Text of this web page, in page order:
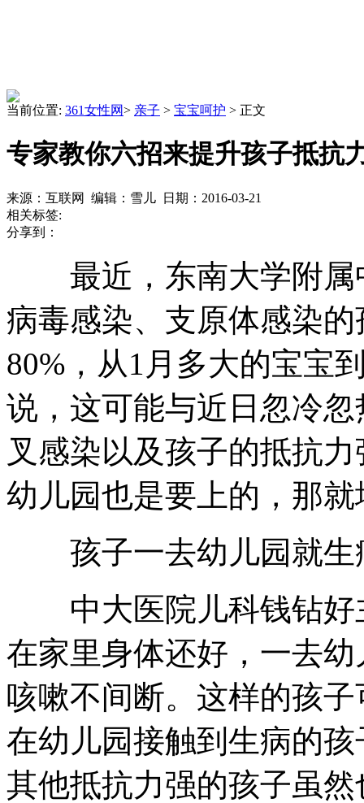
当前位置: 361女性网> 亲子 > 宝宝呵护 > 正文
专家教你六招来提升孩子抵抗
来源：互联网 编辑：雪儿 日期：2016-03-21
相关标签:
分享到：
最近，东南大学附属
病毒感染、支原体感染
80%，从1月多大的宝宝
说，这可能与近日忽冷
叉感染以及孩子的抵抗
幼儿园也是要上的，那
孩子一去幼儿园就生
中大医院儿科钱钻好
在家里身体还好，一去
咳嗽不间断。这样的孩
在幼儿园接触到生病的
其他抵抗力强的孩子虽